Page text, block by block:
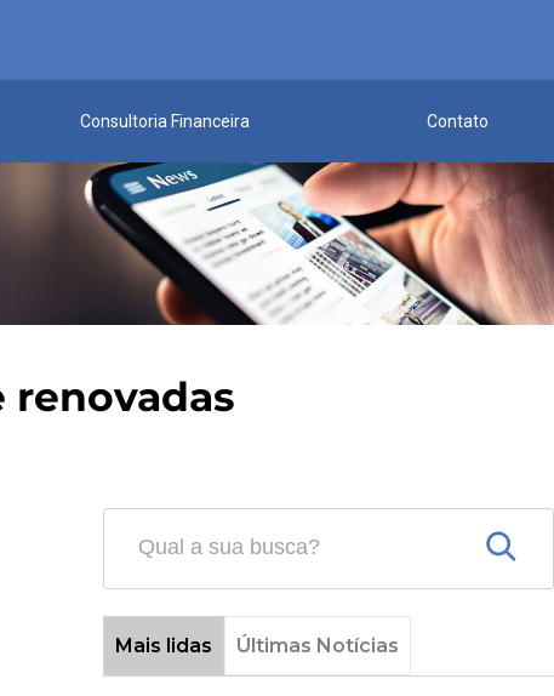
Consultoria Financeira Contato
renovadas
Mais lidas Últimas Notícias